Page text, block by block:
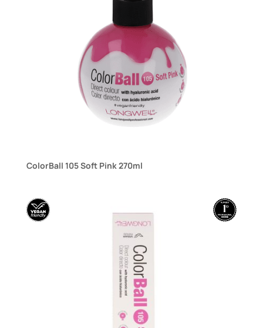
ColorBall 105 Soft Pink 270ml